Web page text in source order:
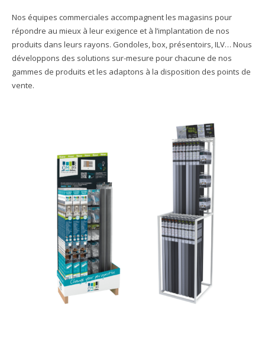
Nos équipes commerciales accompagnent les magasins pour
répondre au mieux à leur exigence et à l’implantation de nos
produits dans leurs rayons. Gondoles, box, présentoirs, ILV… Nous
développons des solutions sur-mesure pour chacune de nos
gammes de produits et les adaptons à la disposition des points de
vente.